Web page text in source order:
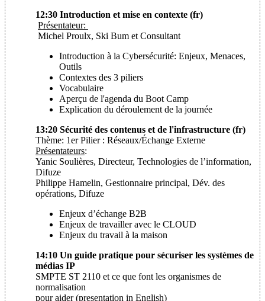
12:30 Introduction et mise en contexte (fr)
Présentateur:
Michel Proulx, Ski Bum et Consultant
Introduction à la Cybersécurité: Enjeux, Menaces,
Outils
Contextes des 3 piliers
Vocabulaire
Aperçu de l'agenda du Boot Camp
Explication du déroulement de la journée
13:20 Sécurité des contenus et de l'infrastructure (fr)
Thème: 1er Pilier : Réseaux/Échange Externe
Présentateurs:
Yanic Soulières, Directeur, Technologies de l’information,
Difuze
Philippe Hamelin, Gestionnaire principal, Dév. des
opérations, Difuze
Enjeux d’échange B2B
Enjeux de travailler avec le CLOUD
Enjeux du travail à la maison
14:10 Un guide pratique pour sécuriser les systèmes de
médias IP
SMPTE ST 2110 et ce que font les organismes de
normalisation
pour aider (presentation in English)